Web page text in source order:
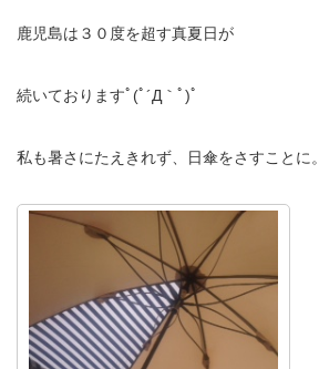
鹿児島は３０度を超す真夏日が
続いておりますﾟ(ﾟ´Д｀ﾟ)ﾟ
私も暑さにたえきれず、日傘をさすことに。